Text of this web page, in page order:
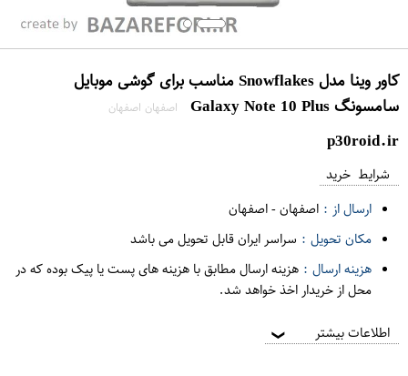
کاور وینا مدل Snowflakes مناسب برای گوشی موبایل
سامسونگ Galaxy Note 10 Plus
اصفهان اصفهان
p30roid.ir
شرایط خرید
ارسال از : اصفهان-اصفهان
مکان تحویل : سراسر ایران قابل تحویل می باشد
هزینه ارسال : هزینه ارسال مطابق با هزینه های پست یا پیک بوده که در
محل از خریدار اخذ خواهد شد.
اطلاعات بیشتر ❯